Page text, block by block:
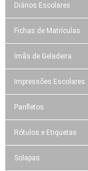
Diários Escolares
Fichas de Matrículas
ímãs de Geladeira
Impressões Escolares
Panfletos
Rótulos e Etiquetas
Solapas